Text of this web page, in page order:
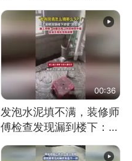
奏感拉满 网友：怎么做
到又舞又武的？
00:36
发泡水泥填不满，装修师
傅检查发现漏到楼下：出
风口未延伸到外墙